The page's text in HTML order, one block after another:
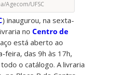
Agecom/UFSC
) inaugurou, na sexta-
noCentro de
está aberto ao
feira, das 9h às 17h,
o catálogo. A livraria